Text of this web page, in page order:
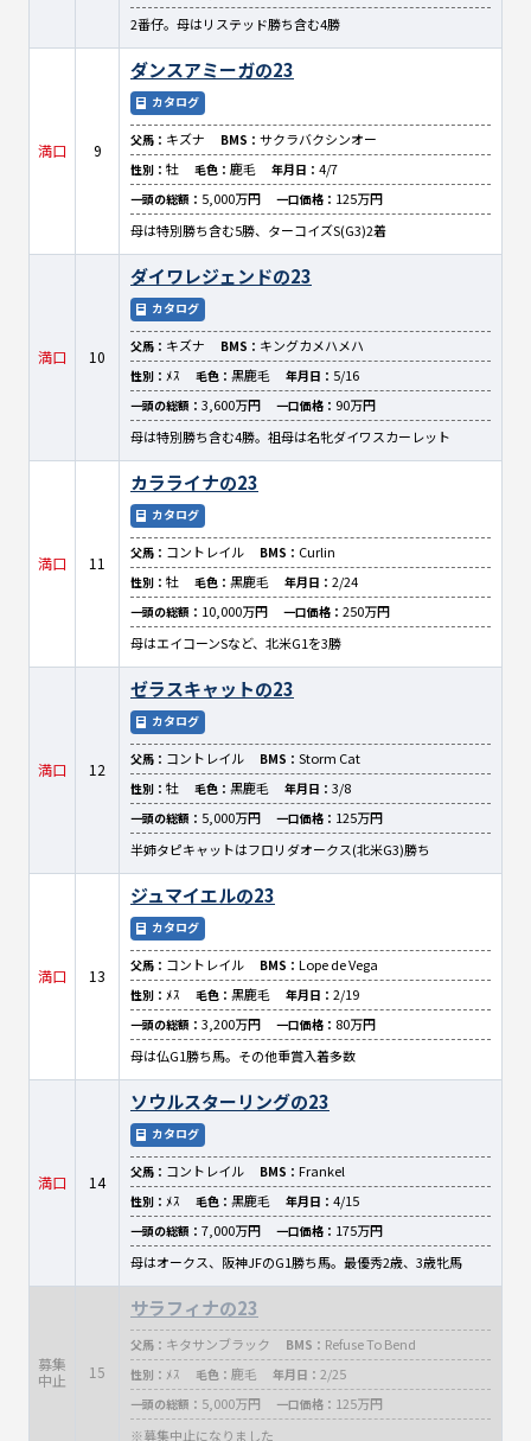
2番仔。母はリステッド勝ち含む4勝
満口 9
ダンスアミーガの23
カタログ
父馬： キズナ BMS： サクラバクシンオー
性別： 牡 毛色： 鹿毛 年月日： 4/7
一頭の総額： 5,000万円 一口価格： 125万円
母は特別勝ち含む5勝、ターコイズS(G3)2着
満口 10
ダイワレジェンドの23
カタログ
父馬： キズナ BMS： キングカメハメハ
性別： ﾒｽ 毛色： 黒鹿毛 年月日： 5/16
一頭の総額： 3,600万円 一口価格： 90万円
母は特別勝ち含む4勝。祖母は名牝ダイワスカーレット
満口 11
カラライナの23
カタログ
父馬： コントレイル BMS： Curlin
性別： 牡 毛色： 黒鹿毛 年月日： 2/24
一頭の総額： 10,000万円 一口価格： 250万円
母はエイコーンSなど、北米G1を3勝
満口 12
ゼラスキャットの23
カタログ
父馬： コントレイル BMS： Storm Cat
性別： 牡 毛色： 黒鹿毛 年月日： 3/8
一頭の総額： 5,000万円 一口価格： 125万円
半姉タピキャットはフロリダオークス(北米G3)勝ち
満口 13
ジュマイエルの23
カタログ
父馬： コントレイル BMS： Lope de Vega
性別： ﾒｽ 毛色： 黒鹿毛 年月日： 2/19
一頭の総額： 3,200万円 一口価格： 80万円
母は仏G1勝ち馬。その他重賞入着多数
満口 14
ソウルスターリングの23
カタログ
父馬： コントレイル BMS： Frankel
性別： ﾒｽ 毛色： 黒鹿毛 年月日： 4/15
一頭の総額： 7,000万円 一口価格： 175万円
母はオークス、阪神JFのG1勝ち馬。最優秀2歳、3歳牝馬
募集
中止
15
サラフィナの23
父馬： キタサンブラック BMS： Refuse To Bend
性別： ﾒｽ 毛色： 鹿毛 年月日： 2/25
一頭の総額： 5,000万円 一口価格： 125万円
※募集中止になりました